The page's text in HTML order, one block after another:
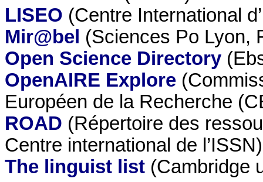
LISEO (Centre International
Mir@bel (Sciences Po Lyon,
Open Science Directory
OpenAIRE Explore
Européen de la Recherche
ROAD (Répertoire des
Centre international de l’ISSN)
The linguist list (Cambridge